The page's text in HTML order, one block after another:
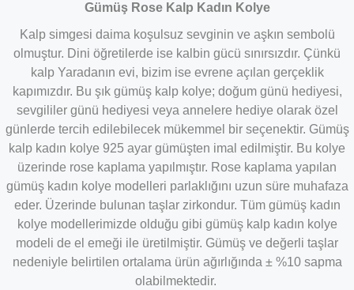
Gümüş Rose Kalp Kadın Kolye
Kalp simgesi daima koşulsuz sevginin ve aşkın sembolü
olmuştur. Dini öğretilerde ise kalbin gücü sınırsızdır. Çünkü
kalp Yaradanın evi, bizim ise evrene açılan gerçeklik
kapımızdır. Bu şık gümüş kalp kolye; doğum günü hediyesi,
sevgililer günü hediyesi veya annelere hediye olarak özel
günlerde tercih edilebilecek mükemmel bir seçenektir. Gümüş
kalp kadın kolye 925 ayar gümüşten imal edilmiştir. Bu kolye
üzerinde rose kaplama yapılmıştır. Rose kaplama yapılan
gümüş kadın kolye modelleri parlaklığını uzun süre muhafaza
eder. Üzerinde bulunan taşlar zirkondur. Tüm gümüş kadın
kolye modellerimizde olduğu gibi gümüş kalp kadın kolye
modeli de el emeği ile üretilmiştir. Gümüş ve değerli taşlar
nedeniyle belirtilen ortalama ürün ağırlığında ± %10 sapma
olabilmektedir.